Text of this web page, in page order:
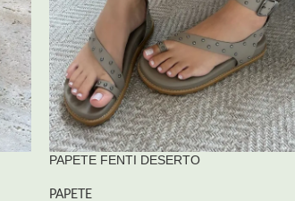
PAPETE FENTI DESERTO
PAPETE